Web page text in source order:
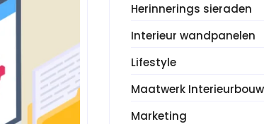
Herinnerings sieraden
Interieur wandpanelen
Lifestyle
Maatwerk Interieurbouw
Marketing